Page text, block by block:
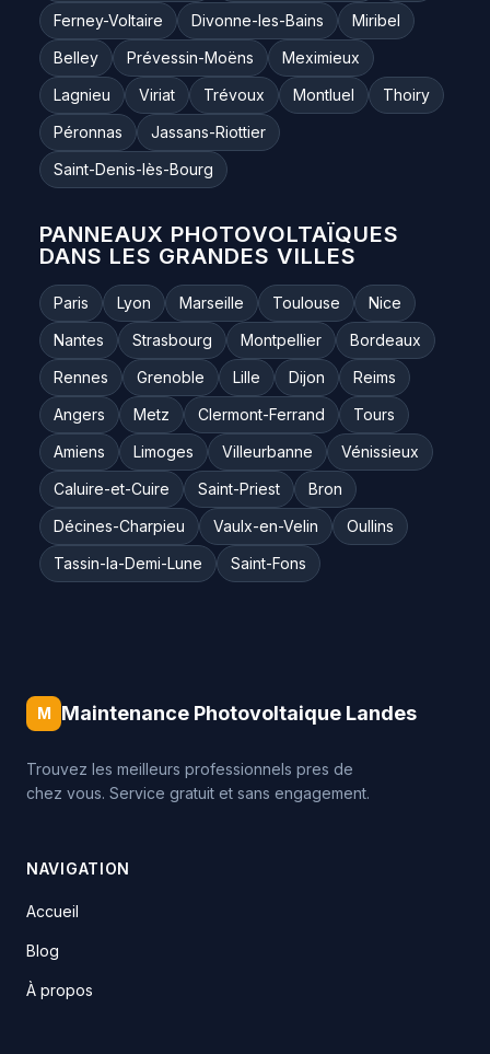
Ferney-Voltaire
Divonne-les-Bains
Miribel
Belley
Prévessin-Moëns
Meximieux
Lagnieu
Viriat Trévoux Montluel
Thoiry
Péronnas
Jassans-Riottier
Saint-Denis-lès-Bourg
PANNEAUX PHOTOVOLTAÏQUES
DANS LES GRANDES VILLES
Paris Lyon Marseille Toulouse
Nice
Nantes
Strasbourg Montpellier
Bordeaux
Rennes
Grenoble Lille Dijon
Reims
Angers
Metz Clermont-Ferrand
Tours
Amiens
Limoges Villeurbanne
Vénissieux
Caluire-et-Cuire
Saint-Priest
Bron
Décines-Charpieu
Vaulx-en-Velin
Oullins
Tassin-la-Demi-Lune
Saint-Fons
M Maintenance Photovoltaique Landes
Trouvez les meilleurs professionnels pres de
chez vous. Service gratuit et sans engagement.
NAVIGATION
Accueil
Blog
À propos